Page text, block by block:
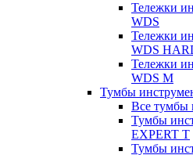
Тележки
WDS
Тележки
WDS
Тележки
WDS M
Тумбы
Все тумбы
Тумбы
EXPERT T
Тумбы